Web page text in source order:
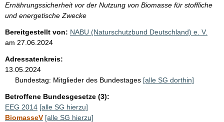
Ernährungssicherheit vor der Nutzung von Biomasse für stoffliche
und energetische Zwecke
Bereitgestellt von: NABU (Naturschutzbund Deutschland) e. V.
am 27.06.2024
Adressatenkreis:
13.05.2024
Bundestag: Mitglieder des Bundestages [alle SG dorthin]
Betroffene Bundesgesetze (3):
EEG 2014 [alle SG hierzu]
BiomasseV [alle SG hierzu]